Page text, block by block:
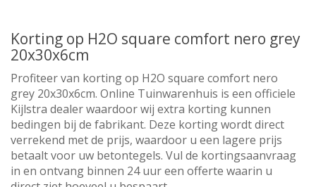
Korting op H2O square comfort nero grey
20x30x6cm
Profiteer van korting op H2O square comfort nero
grey 20x30x6cm. Online Tuinwarenhuis is een officiele
Kijlstra dealer waardoor wij extra korting kunnen
bedingen bij de fabrikant. Deze korting wordt direct
verrekend met de prijs, waardoor u een lagere prijs
betaalt voor uw betontegels. Vul de kortingsaanvraag
in en ontvang binnen 24 uur een offerte waarin u